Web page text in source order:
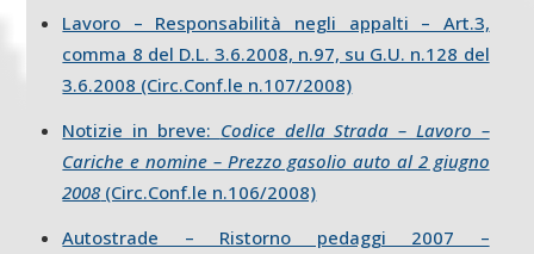
Lavoro – Responsabilità negli appalti – Art.3,
comma 8 del D.L. 3.6.2008, n.97, su G.U. n.128 del
3.6.2008 (Circ.Conf.le n.107/2008)
Notizie in breve: Codice della Strada – Lavoro –
Cariche e nomine – Prezzo gasolio auto al 2 giugno
2008 (Circ.Conf.le n.106/2008)
Autostrade – Ristorno pedaggi 2007 –